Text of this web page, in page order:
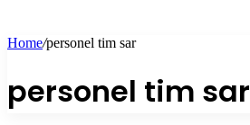
Home/personel tim sar
personel tim sar